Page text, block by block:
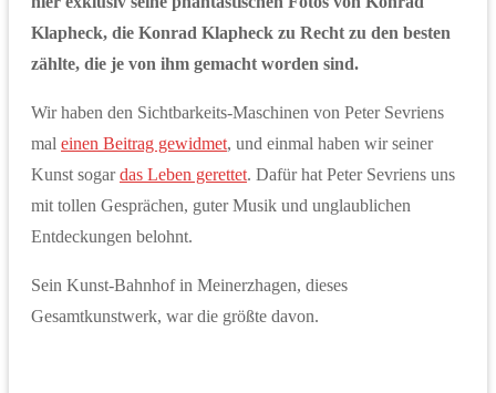
Klapheck, die Konrad Klapheck zu Recht zu den besten
zählte, die je von ihm gemacht worden sind.
Wir haben den Sichtbarkeits-Maschinen von Peter Sevriens
mal einen Beitrag gewidmet, und einmal haben wir seiner
Kunst sogardas Leben gerettet. Dafür hat Peter Sevriens uns
mit tollen Gesprächen, guter Musik und unglaublichen
Entdeckungen belohnt.
Sein Kunst-Bahnhof in Meinerzhagen, dieses
Gesamtkunstwerk, war die größte davon.